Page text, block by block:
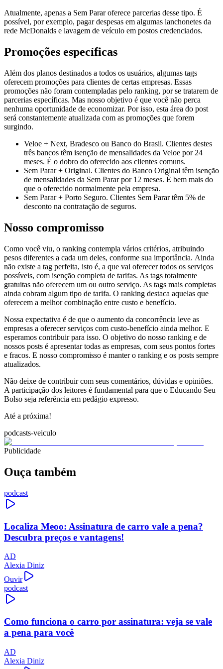
Atualmente, apenas a Sem Parar oferece parcerias desse tipo. É
possível, por exemplo, pagar despesas em algumas lanchonetes da
rede McDonalds e lavagem de veículo em postos credenciados.
Promoções específicas
Além dos planos destinados a todos os usuários, algumas tags
oferecem promoções para clientes de certas empresas. Essas
promoções não foram contempladas pelo ranking, por se tratarem de
parcerias específicas. Mas nosso objetivo é que você não perca
nenhuma oportunidade de economizar. Por isso, esta área do post
será constantemente atualizada com as promoções que forem
surgindo.
Veloe + Next, Bradesco ou Banco do Brasil. Clientes destes
três bancos têm isenção de mensalidades da Veloe por 24
meses. É o dobro do oferecido aos clientes comuns.
Sem Parar + Original. Clientes do Banco Original têm isenção
de mensalidades da Sem Parar por 12 meses. É bem mais do
que o oferecido normalmente pela empresa.
Sem Parar + Porto Seguro. Clientes Sem Parar têm 5% de
desconto na contratação de seguros.
Nosso compromisso
Como você viu, o ranking contempla vários critérios, atribuindo
pesos diferentes a cada um deles, conforme sua importância. Ainda
não existe a tag perfeita, isto é, a que vai oferecer todos os serviços
possíveis, com isenção completa de tarifas. As tags totalmente
gratuitas não oferecem um ou outro serviço. As tags mais completas
ainda cobram algum tipo de tarifa. O ranking destaca aquelas que
oferecem a melhor combinação entre custo e benefício.
Nossa expectativa é de que o aumento da concorrência leve as
empresas a oferecer serviços com custo-benefício ainda melhor. E
esperamos contribuir para isso. O objetivo do nosso ranking e de
nossos posts é apresentar todas as empresas, com seus pontos fortes
e fracos. E nosso compromisso é manter o ranking e os posts sempre
atualizados.
Não deixe de contribuir com seus comentários, dúvidas e opiniões.
A participação dos leitores é fundamental para que o Educando Seu
Bolso seja referência em pedágio expresso.
Até a próxima!
podcasts-veiculo
Publicidade
Ouça também
podcast
Localiza Meoo: Assinatura de carro vale a pena?
Descubra preços e vantagens!
AD
Alexia Diniz
Ouvir
podcast
Como funciona o carro por assinatura: veja se vale
a pena para você
AD
Alexia Diniz